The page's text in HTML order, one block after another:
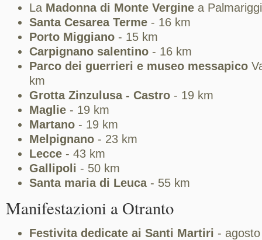
La Madonna di Monte Vergine a
Santa Cesarea Terme - 16 km
Porto Miggiano - 15 km
Carpignano salentino - 16 km
Parco dei guerrieri e museo messapico
km
Grotta Zinzulusa - Castro - 19 km
Maglie - 19 km
Martano - 19 km
Melpignano - 23 km
Lecce - 43 km
Gallipoli - 50 km
Santa maria di Leuca- 55 km
Manifestazioni a Otranto
Festivita dedicate ai Santi Martiri - agosto